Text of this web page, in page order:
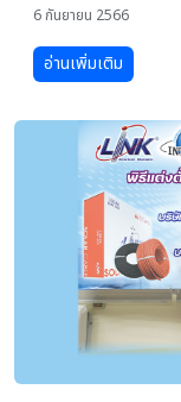
6 กันยายน 2566
อ่านเพิ่มเติม